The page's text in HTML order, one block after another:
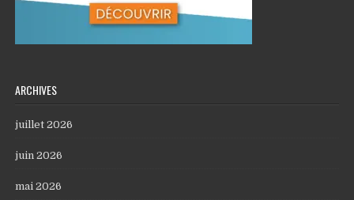
ARCHIVES
juillet 2026
juin 2026
mai 2026